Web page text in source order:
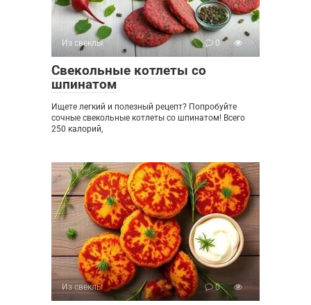
Из свеклы 0
Свекольные котлеты со
шпинатом
Ищете легкий и полезный рецепт? Попробуйте
сочные свекольные котлеты со шпинатом! Всего
250 калорий,
Из свеклы 0